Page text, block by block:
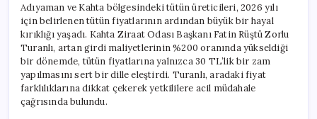
“Bu
Ücret
Emeğimize
İhanet”
için
Adıyaman ve Kahta bölgesindeki tütün üreticileri, 2026 yılı
için belirlenen tütün fiyatlarının ardından büyük bir hayal
kırıklığı yaşadı. Kahta Ziraat Odası Başkanı Fatin Rüştü Zorlu
Turanlı, artan girdi maliyetlerinin %200 oranında yükseldiği
bir dönemde, tütün fiyatlarına yalnızca 30 TL’lik bir zam
yapılmasını sert bir dille eleştirdi. Turanlı, aradaki fiyat
farklılıklarına dikkat çekerek yetkililere acil müdahale
çağrısında bulundu.